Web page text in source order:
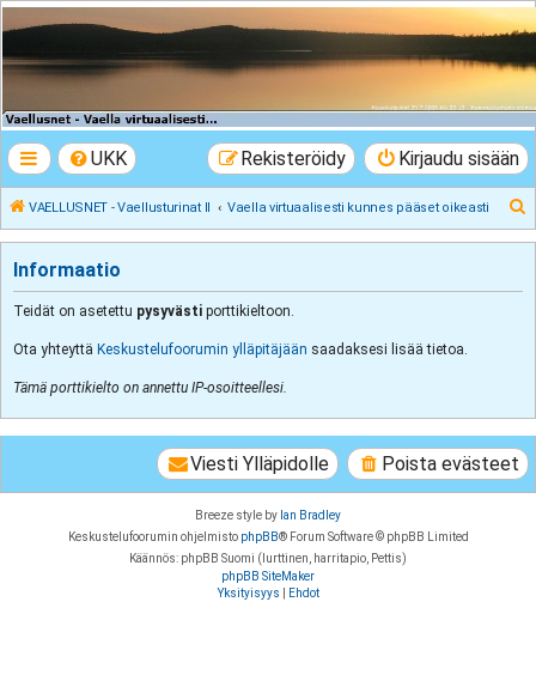
VAELLUSNET -
Vaellusturinat II
UKK Kirjaudu sisään
Rekisteröidy
VAELLUSNET - Vaellusturinat II Vaella virtuaalisesti kunnes pääset oikeasti
Informaatio
Teidät on asetettu pysyvästi porttikieltoon.
Ota yhteyttä Keskustelufoorumin ylläpitäjään saadaksesi lisää tietoa.
Tämä porttikielto on annettu IP-osoitteellesi.
Poista evästeet
Viesti Ylläpidolle
Breeze style by Ian Bradley
Keskustelufoorumin ohjelmisto phpBB® Forum Software © phpBB Limited
Käännös: phpBB Suomi (lurttinen, harritapio, Pettis)
phpBB SiteMaker
Yksityisyys
Ehdot